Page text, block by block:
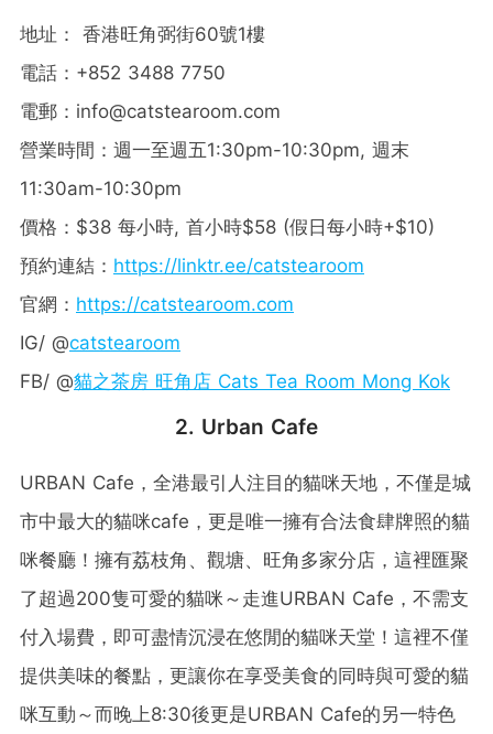
地址： 香港旺角弼街60號1樓
電話：+852 3488 7750
電郵： info@catstearoom.com
營業時間：週一至週五1:30pm-10:30pm, 週末
11:30am-10:30pm
價格：$38 每小時, 首小時$58 (假日每小時+$10)
預約連結： https://linktr.ee/catstearoom
官網： https://catstearoom.com
IG/ @catstearoom
FB/ @貓之茶房 旺角店 Cats Tea Room Mong Kok
2. Urban Cafe
URBAN Cafe，全港最引人注目的貓咪天地，不僅是城
市中最大的貓咪cafe，更是唯一擁有合法食肆牌照的貓
咪餐廳！擁有荔枝角、觀塘、旺角多家分店，這裡匯聚
了超過200隻可愛的貓咪～走進URBAN Cafe，不需支
付入場費，即可盡情沉浸在悠閒的貓咪天堂！這裡不僅
提供美味的餐點，更讓你在享受美食的同時與可愛的貓
咪互動～而晚上8:30後更是URBAN Cafe的另一特色